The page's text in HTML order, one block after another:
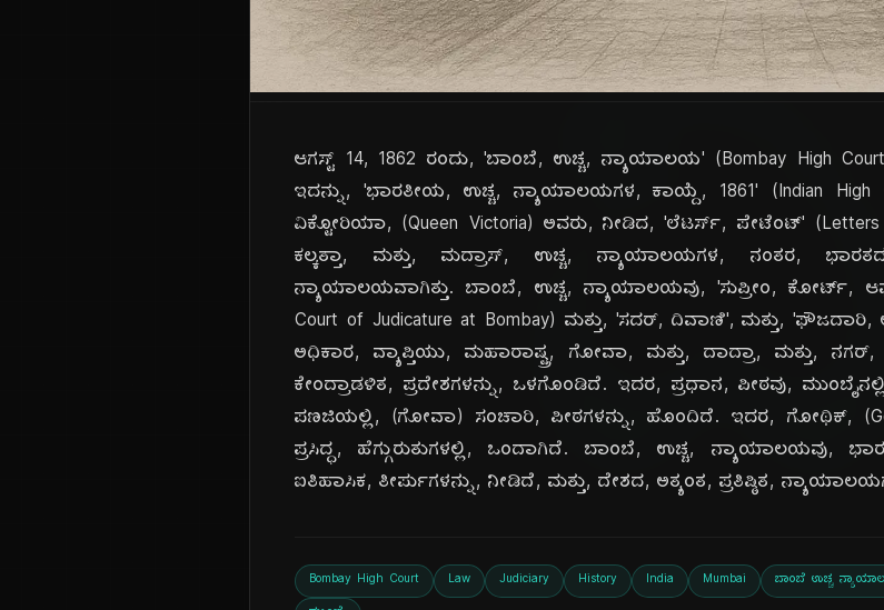
ಆಗಸ್ಟ್ 14, 1862 ರಂದು, 'ಬಾಂಬೆ, ಉಚ್ಚ, ನ್ಯಾಯಾಲಯ' (Bombay High
ಇದನ್ನು, 'ಭಾರತೀಯ, ಉಚ್ಚ, ನ್ಯಾಯಾಲಯಗಳ, ಕಾಯ್ದೆ, 1861' (Indian
ವಿಕ್ಟೋರಿಯಾ, (Queen Victoria) ಅವರು, ನೀಡಿದ, 'ಲೆಟರ್ಸ್, ಪೇಟೆಂಟ್'
ಕಲ್ಕತ್ತಾ, ಮತ್ತು, ಮದ್ರಾಸ್, ಉಚ್ಚ, ನ್ಯಾಯಾಲಯಗಳ, ನಂತರ,
ನ್ಯಾಯಾಲಯವಾಗಿತ್ತು. ಬಾಂಬೆ, ಉಚ್ಚ, ನ್ಯಾಯಾಲಯವು, 'ಸುಪ್ರೀಂ, ಕೋರ್ಟ್,
Court of Judicature at Bombay) ಮತ್ತು, 'ಸದರ್, ದಿವಾಣಿ', ಮತ್ತು, 'ಫೌಜದಾರಿ,
ಅಧಿಕಾರ, ವ್ಯಾಪ್ತಿಯು, ಮಹಾರಾಷ್ಟ್ರ, ಗೋವಾ, ಮತ್ತು, ದಾದ್ರಾ, ಮತ್ತು,
ಕೇಂದ್ರಾಡಳಿತ, ಪ್ರದೇಶಗಳನ್ನು, ಒಳಗೊಂಡಿದೆ. ಇದರ, ಪ್ರಧಾನ, ಪೀಠವು,
ಪಣಜಿಯಲ್ಲಿ, (ಗೋವಾ) ಸಂಚಾರಿ, ಪೀಠಗಳನ್ನು, ಹೊಂದಿದೆ. ಇದರ, ಗೋಥಿಕ್,
ಪ್ರಸಿದ್ಧ, ಹೆಗ್ಗುರುತುಗಳಲ್ಲಿ, ಒಂದಾಗಿದೆ. ಬಾಂಬೆ, ಉಚ್ಚ, ನ್ಯಾಯಾಲಯವು,
ಐತಿಹಾಸಿಕ, ತೀರ್ಪುಗಳನ್ನು, ನೀಡಿದೆ, ಮತ್ತು, ದೇಶದ, ಅತ್ಯಂತ, ಪ್ರತಿಷ್ಠಿತ,
Bombay High Court Law Judiciary History India Mumbai ಬಾಂಬೆ ಉಚ್ಚ